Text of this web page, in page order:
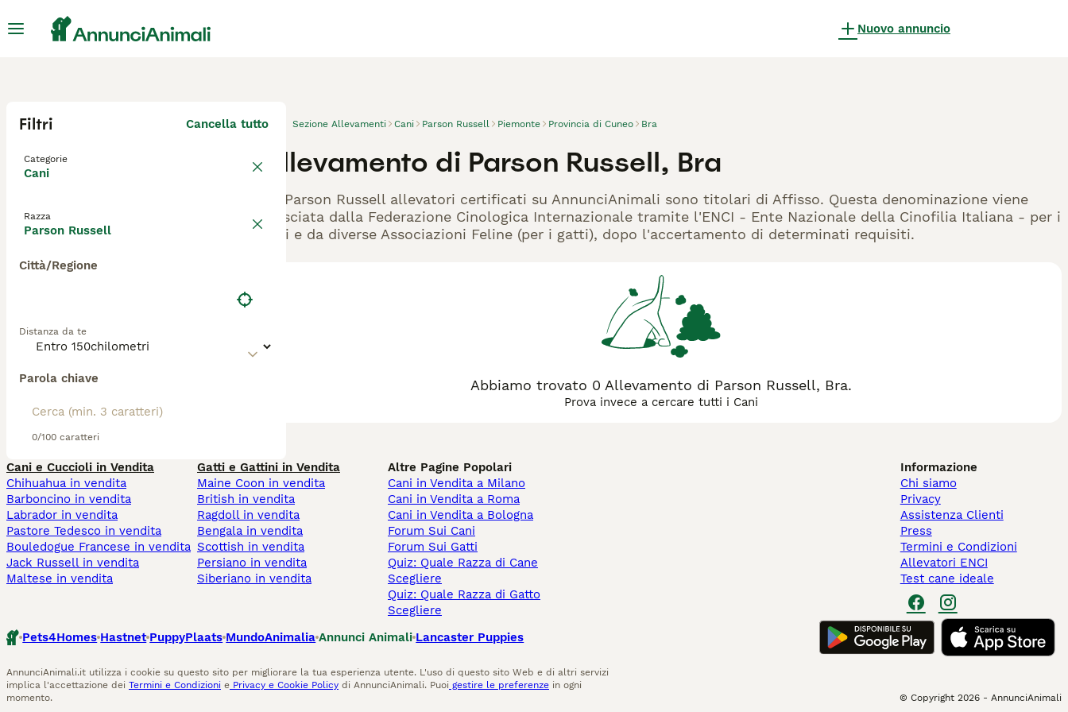
Nuovo annuncio
Filtri Cancella tutto
Categorie
Cani
Razza
Parson Russell
Città/Regione
Distanza da te
Parola chiave
0/100 caratteri
Sezione Allevamenti Cani Parson Russell Piemonte Provincia di Cuneo Bra
Allevamento di Parson Russell, Bra
Gli Parson Russell allevatori certificati su AnnunciAnimali sono titolari di Affisso. Questa denominazione viene
rilasciata dalla Federazione Cinologica Internazionale tramite l'ENCI - Ente Nazionale della Cinofilia Italiana - per i
cani e da diverse Associazioni Feline (per i gatti), dopo l'accertamento di determinati requisiti.
Abbiamo trovato 0 Allevamento di Parson Russell, Bra.
Prova invece a cercare tutti i Cani
Cani e Cuccioli in Vendita
Chihuahua in vendita
Barboncino in vendita
Labrador in vendita
Pastore Tedesco in vendita
Bouledogue Francese in vendita
Jack Russell in vendita
Maltese in vendita
Gatti e Gattini in Vendita
Maine Coon in vendita
British in vendita
Ragdoll in vendita
Bengala in vendita
Scottish in vendita
Persiano in vendita
Siberiano in vendita
Altre Pagine Popolari
Cani in Vendita a Milano
Cani in Vendita a Roma
Cani in Vendita a Bologna
Forum Sui Cani
Forum Sui Gatti
Quiz: Quale Razza di Cane
Scegliere
Quiz: Quale Razza di Gatto
Scegliere
Informazione
Chi siamo
Privacy
Assistenza Clienti
Press
Termini e Condizioni
Allevatori ENCI
Test cane ideale
Pets4Homes Hastnet PuppyPlaats MundoAnimalia Annunci Animali Lancaster Puppies
AnnunciAnimali.it utilizza i cookie su questo sito per migliorare la tua esperienza utente. L'uso di questo sito Web e di altri servizi
implica l'accettazione dei Termini e Condizioni e Privacy e Cookie Policy di AnnunciAnimali. Puoi gestire le preferenze in ogni
momento.
© Copyright 2026 - AnnunciAnimali